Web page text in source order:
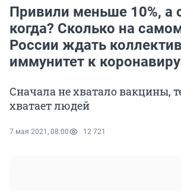
Привили меньше 10%, а
когда? Сколько на
России ждать
иммунитет к
Сначала не хватало вакцины,
хватает людей
7 мая 2021, 08:00 12 721